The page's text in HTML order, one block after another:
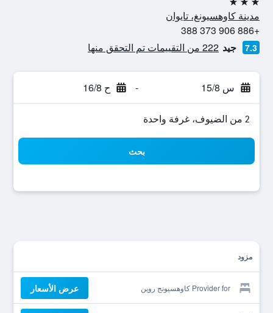
3 نجوم
مدينة كاوهسيونغ، تايوان
+886 906 373 388
7.3 جيد 222 من التقييمات تم التحقق منها
س 15/8 - ح 16/8
2 من الضيوف، غرفة واحدة
بحث
مزود
Provider for كاوهسيونج روين عرض الأسعار